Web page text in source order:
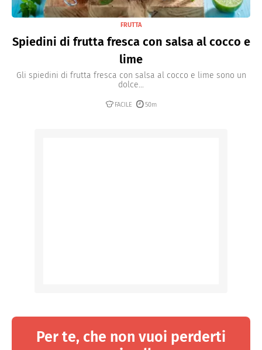
FRUTTA
Spiedini di frutta fresca con salsa al cocco e
lime
Gli spiedini di frutta fresca con salsa al cocco e lime sono un
dolce...
FACILE 50m
Per te, che non vuoi perderti